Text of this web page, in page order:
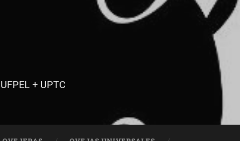
+ UPTC